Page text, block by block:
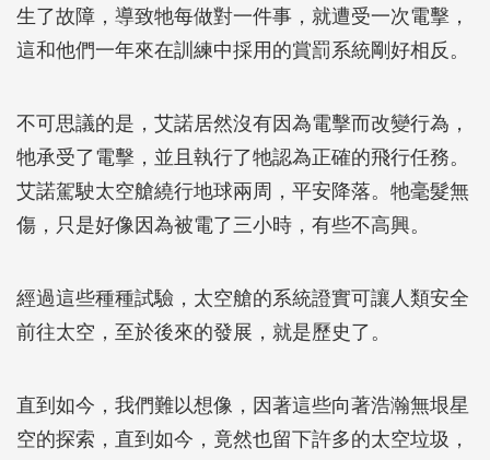
生了故障，導致牠每做對一件事，就遭受一次電擊，
這和他們一年來在訓練中採用的賞罰系統剛好相反。
不可思議的是，艾諾居然沒有因為電擊而改變行為，
牠承受了電擊，並且執行了牠認為正確的飛行任務。
艾諾駕駛太空艙繞行地球兩周，平安降落。牠毫髮無
傷，只是好像因為被電了三小時，有些不高興。
經過這些種種試驗，太空艙的系統證實可讓人類安全
前往太空，至於後來的發展，就是歷史了。
直到如今，我們難以想像，因著這些向著浩瀚無垠星
空的探索，直到如今，竟然也留下許多的太空垃圾，